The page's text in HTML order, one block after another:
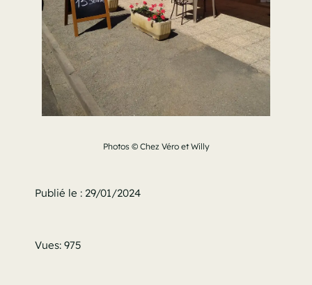
Photos © Chez Véro et Willy
Publié le : 29/01/2024
Vues: 975